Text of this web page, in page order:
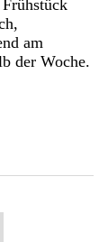
am
der Woche.